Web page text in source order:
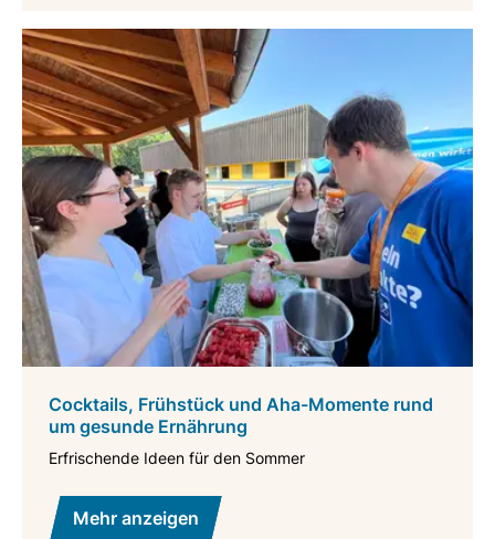
Cocktails, Frühstück und Aha-Momente rund
um gesunde Ernährung
Erfrischende Ideen für den Sommer
Mehr anzeigen